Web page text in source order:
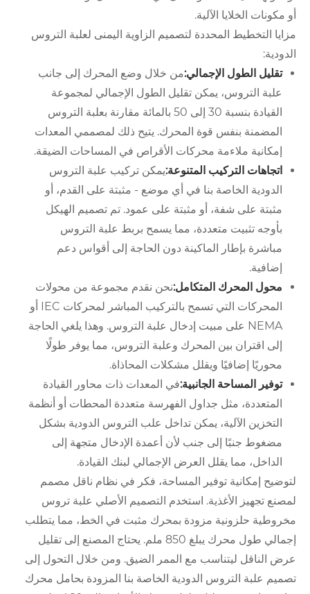
أو مكونات الخلايا الآلية.
مزايا التخطيط المحددة لتصميم الزاوية اليمنى لعلبة التروس
الدودية:
تقليل الطول الإجمالي:من خلال وضع المحرك إلى جانب
علبة التروس، يمكن تقليل الطول الإجمالي لمجموعة
القيادة بنسبة 30 إلى 50 بالمائة مقارنة بعلبة التروس
المضمنة بنفس قوة المحرك. يتيح ذلك لمصممي المعدات
إمكانية ملاءمة محركات الأقراص في المساحات الضيقة.
اتجاهات التركيب المتنوعة:يمكن تركيب علبة التروس
الدودية الخاصة بنا في أي موضع - مثبتة على القدم، أو
مثبتة على شفة، أو مثبتة على عمود. تم تصميم الهيكل
بأوجه تثبيت متعددة، مما يسمح بربط علبة التروس
مباشرة بإطار الماكينة دون الحاجة إلى أقواس دعم
إضافية.
محول المحرك المتكامل:نحن نقدم مجموعة من محولات
المحركات التي تسمح بالتركيب المباشر لمحركات IEC أو
NEMA على مبيت إدخال علبة التروس. وهذا يلغي الحاجة
إلى اقتران بين المحرك وعلبة التروس، مما يوفر طولًا
محوريًا إضافيًا ويقلل مشكلات المحاذاة.
توفير المساحة الجانبية:في المعدات ذات محاور القيادة
المتعددة، مثل جداول الفهرسة متعددة المحطات أو أنظمة
التخزين الآلية، يمكن تداخل علب التروس الدودية بشكل
مضغوط جنبًا إلى جنب لأن أعمدة الإدخال متجهة إلى
الداخل، مما يقلل العرض الإجمالي لبنك القيادة.
لتوضيح إمكانية توفير المساحة، فكر في نظام ناقل مصمم
لمصنع تجهيز الأغذية. استخدم التصميم الأصلي علبة تروس
مخروطية حلزونية مزودة بمحرك مثبت في الخط، مما يتطلب
إجمالي طول محرك يبلغ 850 ملم. يحتاج المصنع إلى تقليل
عرض الناقل ليتناسب مع الممر الضيق. ومن خلال التحول إلى
تصميم علبة التروس الدودية الخاصة بنا المزودة بحامل محرك